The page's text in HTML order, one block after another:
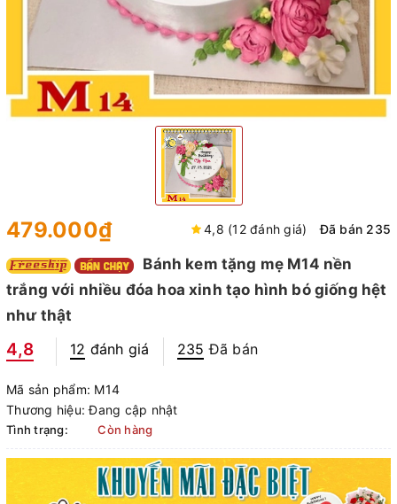
479.000₫ 4,8 (12 đánh giá) Đã bán 235
Bánh kem tặng mẹ M14 nền
trắng với nhiều đóa hoa xinh tạo hình bó giống hệt
như thật
4,8 12 đánh giá 235 Đã bán
Mã sản phẩm: M14
Thương hiệu: Đang cập nhật
Tình trạng: Còn hàng